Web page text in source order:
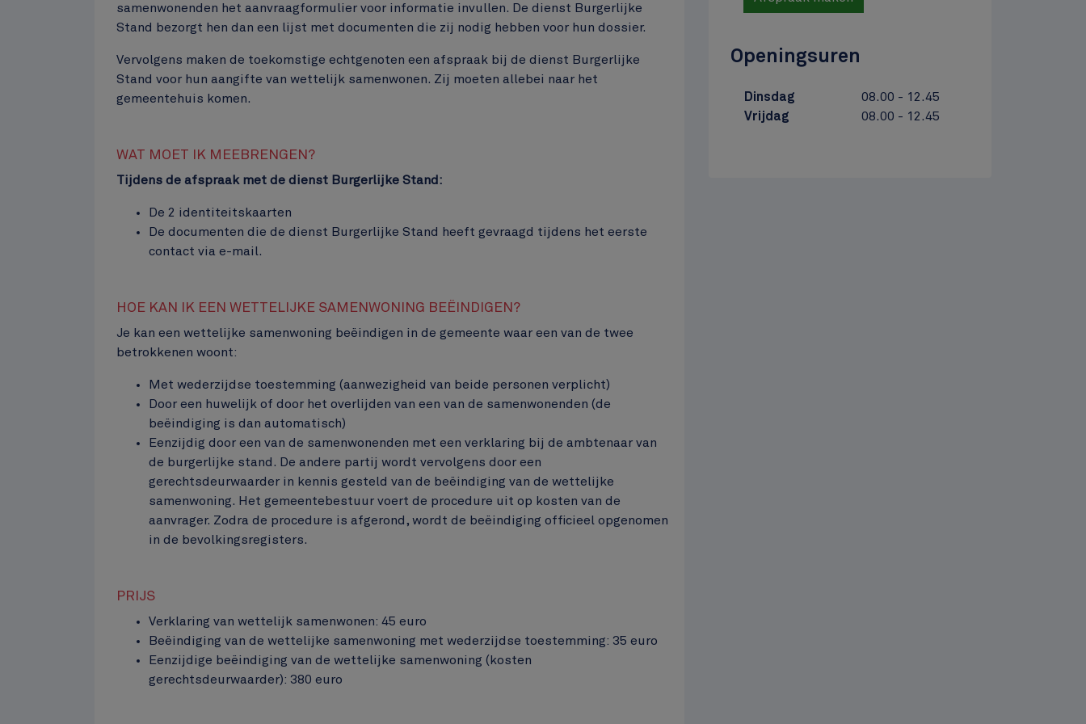
samenwonenden het aanvraagformulier voor informatie invullen. De dienst Burgerlijke
Stand bezorgt hen dan een lijst met documenten die zij nodig hebben voor hun dossier.
Vervolgens maken de toekomstige echtgenoten een afspraak bij de dienst Burgerlijke
Stand voor hun aangifte van wettelijk samenwonen. Zij moeten allebei naar het
gemeentehuis komen.
WAT MOET IK MEEBRENGEN?
Tijdens de afspraak met de dienst Burgerlijke Stand:
De 2 identiteitskaarten
De documenten die de dienst Burgerlijke Stand heeft gevraagd tijdens het eerste
contact via e-mail.
HOE KAN IK EEN WETTELIJKE SAMENWONING BEËINDIGEN?
Je kan een wettelijke samenwoning beëindigen in de gemeente waar een van de twee
betrokkenen woont:
Met wederzijdse toestemming (aanwezigheid van beide personen verplicht)
Door een huwelijk of door het overlijden van een van de samenwonenden (de
beëindiging is dan automatisch)
Eenzijdig door een van de samenwonenden met een verklaring bij de ambtenaar van
de burgerlijke stand. De andere partij wordt vervolgens door een
gerechtsdeurwaarder in kennis gesteld van de beëindiging van de wettelijke
samenwoning. Het gemeentebestuur voert de procedure uit op kosten van de
aanvrager. Zodra de procedure is afgerond, wordt de beëindiging officieel opgenomen
in de bevolkingsregisters.
PRIJS
Verklaring van wettelijk samenwonen: 45 euro
Beëindiging van de wettelijke samenwoning met wederzijdse toestemming: 35 euro
Eenzijdige beëindiging van de wettelijke samenwoning (kosten
gerechtsdeurwaarder): 380 euro
Openingsuren
Dinsdag
08.00 - 12.45
Vrijdag
08.00 - 12.45